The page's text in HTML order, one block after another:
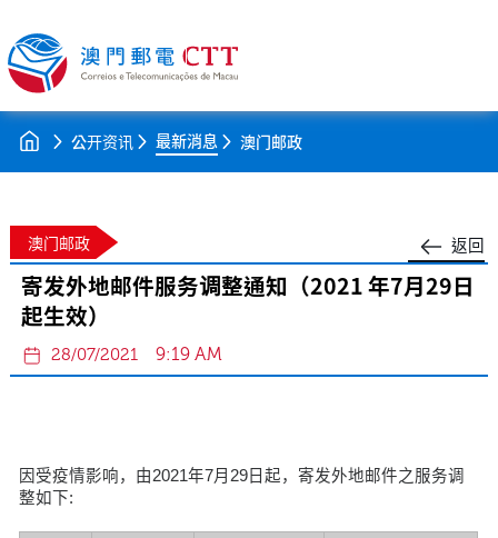
公开资讯 最新消息 澳门邮政
返回
澳门邮政
寄发外地邮件服务调整通知（2021 年7月29日
起生效）
28/07/2021 9:19 AM
因受疫情影响，由2021年7月29日起，寄发外地邮件之服务调
整如下: